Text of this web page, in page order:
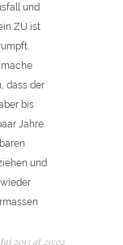
und
ZU ist
dass der
bis
Jahre.
und
2015 at 20:02